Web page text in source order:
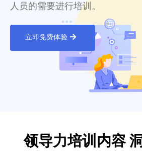
人员的需要进行培训。
立即免费体验
领导力培训内容